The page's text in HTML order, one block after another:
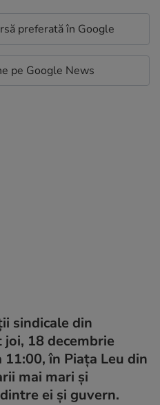
preferată în Google
pe Google News
sindicale din
18 decembrie
în Piața Leu din
mai mari și
ei și guvern.